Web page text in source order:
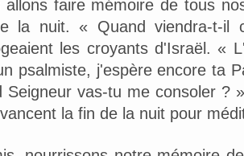
allons faire mémoire de tous
la nuit. « Quand viendra-t-il
les croyants d'Israël. «
psalmiste, j'espère encore ta
Seigneur vas-tu me consoler ?
la fin de la nuit pour